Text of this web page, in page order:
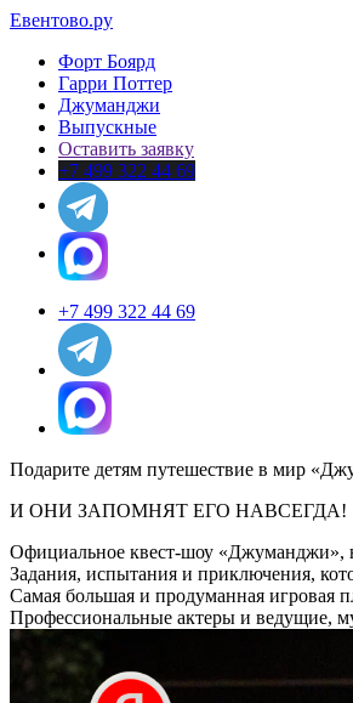
Евентово.ру
Форт Боярд
Гарри Поттер
Джуманджи
Выпускные
Оставить заявку
+7 499 322 44 69
+7 499 322 44 69
Подарите детям путешествие в мир
И ОНИ ЗАПОМНЯТ ЕГО НАВСЕГДА!
Официальное квест-шоу «Джуманджи»,
Задания, испытания и приключения,
Самая большая и продуманная игровая
Профессиональные актеры и ведущие,